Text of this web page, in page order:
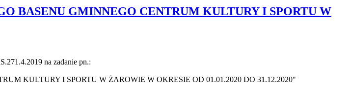
BASENU GMINNEGO CENTRUM KULTURY I SPORTU W
na zadanie pn.:
KULTURY I SPORTU W ŻAROWIE W OKRESIE OD 01.01.2020 DO 31.12.2020"